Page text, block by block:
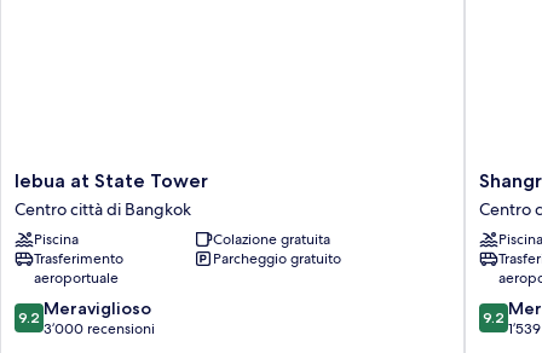
lebua
at
State
Tower
Centro
città
di
Bangkok
lebua at State Tower
Centro città di Bangkok
Piscina
Colazione gratuita
Trasferimento
aeroportuale
Parcheggio gratuito
9.2
su
9.2 Meraviglioso
3’000 recensioni
Shangri-
La
Centro
città
Centro
Piscina
9.2
su
9.2